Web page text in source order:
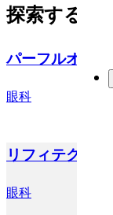
探索する
パーフルオロヘ
眼科
リフィテグラス
眼科